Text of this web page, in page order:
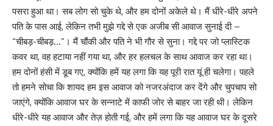
पसरा हुआ था। सब लोग सो चुके थे, और हम दोनों अकेले थे। मैं धीरे-धीरे अपने
पति के पास आई, लेकिन तभी मुझे गद्दे से एक अजीब सी आवाज सुनाई दी –
“चीबड़-चीबड़…”। मैं चौंकी और पति ने भी गौर से सुना। गद्दे पर जो प्लास्टिक
कवर था, वह हटाया नहीं गया था, और हर हलचल के साथ आवाज कर रहा था।
हम दोनों हंसी में डूब गए, क्योंकि हमें यह लगा कि यह पूरी रात यूं ही चलेगा। पहले
तो हमने सोचा कि शायद हम इस आवाज को नजरअंदाज कर देंगे और चुपचाप सो
जाएंगे, क्योंकि आवाज घर के सन्नाटे में काफी जोर से बाहर जा रही थी। लेकिन
धीरे-धीरे यह आवाज और तेज़ होती गई, और हमें लगा कि यह आवाज घर के दूसरे